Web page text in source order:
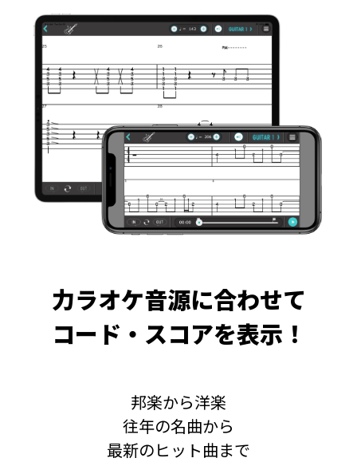
力ラオケ音源に合わせて
コード・スコアを表示！
邦楽から洋楽
往年の名曲から
最新のヒット曲まで